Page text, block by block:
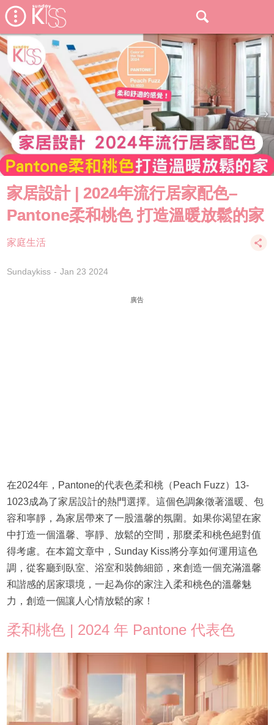
家居設計 | 2024年流行居家配色–
Pantone柔和桃色 打造溫暖放鬆的家
家庭生活
Sundaykiss Jan 23 2024
廣告
在2024年，Pantone的代表色柔和桃（Peach Fuzz）13-
1023成為了家居設計的熱門選擇。這個色調象徵著溫暖、包
容和寧靜，為家居帶來了一股溫馨的氛圍。如果你渴望在家
中打造一個溫馨、寧靜、放鬆的空間，那麼柔和桃色絕對值
得考慮。在本篇文章中，Sunday Kiss將分享如何運用這色
調，從客廳到臥室、浴室和裝飾細節，來創造一個充滿溫馨
和諧感的居家環境，一起為你的家注入柔和桃色的溫馨魅
力，創造一個讓人心情放鬆的家！
柔和桃色 | 2024 年 Pantone 代表色